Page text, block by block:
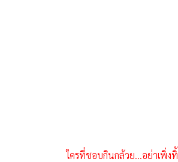
ใครที่ชอบกินกล้วย...อย่าเพิ่ง